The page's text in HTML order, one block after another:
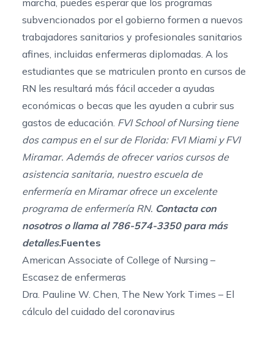
marcha, puedes esperar que los programas
subvencionados por el gobierno formen a nuevos
trabajadores sanitarios y profesionales sanitarios
afines, incluidas enfermeras diplomadas. A los
estudiantes que se matriculen pronto en cursos de
RN les resultará más fácil acceder a ayudas
económicas o becas que les ayuden a cubrir sus
gastos de educación. FVI School of Nursing tiene
dos campus en el sur de Florida: FVI MiamiyFVI
Miramar. Además de ofrecer varios cursos de
asistencia sanitaria, nuestro escuela de
enfermería en Miramarofrece un excelente
programa de enfermería RN. Contacta con
nosotros o llama al786-574-3350para más
detalles.Fuentes
American Associate of College of Nursing –
Escasez de enfermeras
Dra. Pauline W. Chen, The New York Times – El
cálculo del cuidado del coronavirus